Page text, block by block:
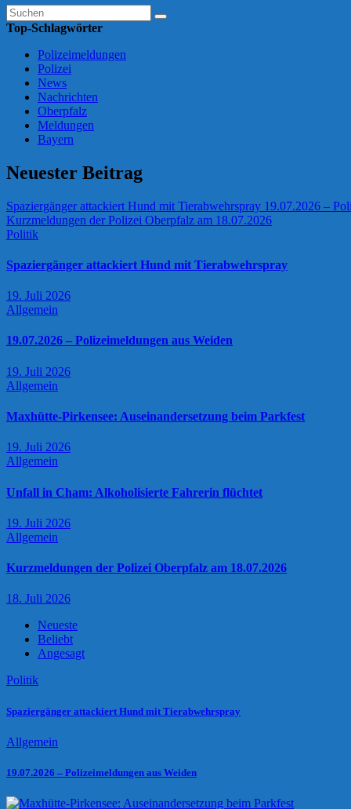
Top-Schlagwörter
Polizeimeldungen
Polizei
News
Nachrichten
Oberpfalz
Meldungen
Bayern
Neuester Beitrag
Spaziergänger attackiert Hund mit Tierabwehrspray 19.07.2026 –
Kurzmeldungen der Polizei Oberpfalz am 18.07.2026
Politik
Spaziergänger attackiert Hund mit Tierabwehrspray
19. Juli 2026
Allgemein
19.07.2026 – Polizeimeldungen aus Weiden
19. Juli 2026
Allgemein
Maxhütte-Pirkensee: Auseinandersetzung beim Parkfest
19. Juli 2026
Allgemein
Unfall in Cham: Alkoholisierte Fahrerin flüchtet
19. Juli 2026
Allgemein
Kurzmeldungen der Polizei Oberpfalz am 18.07.2026
18. Juli 2026
Neueste
Beliebt
Angesagt
Politik
Spaziergänger attackiert Hund mit Tierabwehrspray
Allgemein
19.07.2026 – Polizeimeldungen aus Weiden